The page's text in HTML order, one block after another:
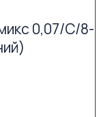
0,07/C/8-